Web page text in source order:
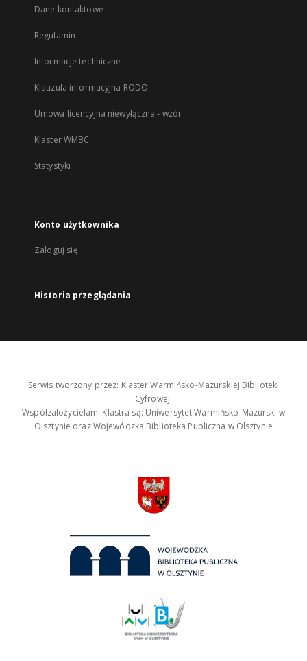
Dane kontaktowe
Regulamin
Informacje techniczne
Klauzula informacyjna RODO
Umowa licencyjna niewyłączna - wzór
Klaster WMBC
Statystyki
Konto użytkownika
Zaloguj się
Historia przeglądania
Serwis tworzony przez: Klaster Warmińsko-Mazurskiej Biblioteki
Cyfrowej.
Współzałożycielami Klastra są: Uniwersytet Warmińsko-Mazurski w
Olsztynie oraz Wojewódzka Biblioteka Publiczna w Olsztynie